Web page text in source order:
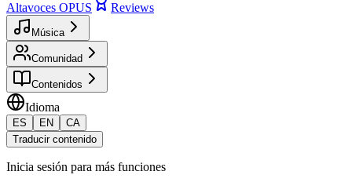
Altavoces OPUS
Reviews
Música
Comunidad
Contenidos
Idioma
ES EN
CA
Traducir contenido
Inicia sesión para más funciones